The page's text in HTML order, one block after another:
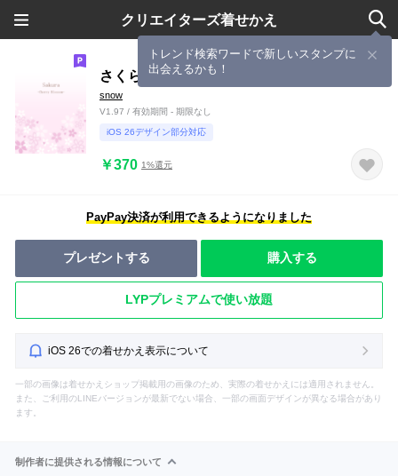
クリエイターズ着せかえ
トレンド検索ワードで新しいスタンプに
出会えるかも！
さくら-春-
snow
V1.97 / 有効期間 - 期限なし
iOS 26デザイン部分対応
￥370 1%還元
PayPay決済が利用できるようになりました
プレゼントする 購入する
LYPプレミアムで使い放題
iOS 26での着せかえ表示について
一部の画像は着せかえショップ掲載用の画像のため、実際の着せかえには適用されません。
また、ご利用のLINEバージョンが最新でない場合、一部の画面デザインが異なる場合があり
ます。
制作者に提供される情報について